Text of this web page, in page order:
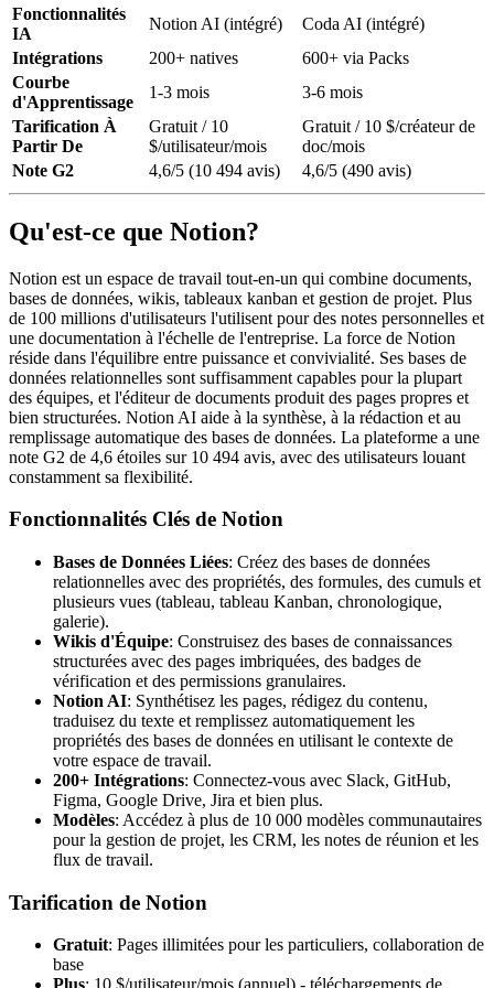
Fonctionnalités
IA
Notion AI (intégré)
Coda AI (intégré)
Intégrations
200+ natives
600+ via Packs
Courbe
d'Apprentissage
1-3 mois
3-6 mois
Tarification À
Partir De
Gratuit / 10
$/utilisateur/mois
Gratuit / 10 $/créateur de
doc/mois
Note G2
4,6/5 (10 494 avis) 4,6/5 (490 avis)
Qu'est-ce que Notion?
Notion est un espace de travail tout-en-un qui combine documents,
bases de données, wikis, tableaux kanban et gestion de projet. Plus
de 100 millions d'utilisateurs l'utilisent pour des notes personnelles et
une documentation à l'échelle de l'entreprise. La force de Notion
réside dans l'équilibre entre puissance et convivialité. Ses bases de
données relationnelles sont suffisamment capables pour la plupart
des équipes, et l'éditeur de documents produit des pages propres et
bien structurées. Notion AI aide à la synthèse, à la rédaction et au
remplissage automatique des bases de données. La plateforme a une
note G2 de 4,6 étoiles sur 10 494 avis, avec des utilisateurs louant
constamment sa flexibilité.
Fonctionnalités Clés de Notion
Bases de Données Liées: Créez des bases de données
relationnelles avec des propriétés, des formules, des cumuls et
plusieurs vues (tableau, tableau Kanban, chronologique,
galerie).
Wikis d'Équipe: Construisez des bases de connaissances
structurées avec des pages imbriquées, des badges de
vérification et des permissions granulaires.
Notion AI: Synthétisez les pages, rédigez du contenu,
traduisez du texte et remplissez automatiquement les
propriétés des bases de données en utilisant le contexte de
votre espace de travail.
200+ Intégrations: Connectez-vous avec Slack, GitHub,
Figma, Google Drive, Jira et bien plus.
Modèles: Accédez à plus de 10 000 modèles communautaires
pour la gestion de projet, les CRM, les notes de réunion et les
flux de travail.
Tarification de Notion
Gratuit: Pages illimitées pour les particuliers, collaboration de
base